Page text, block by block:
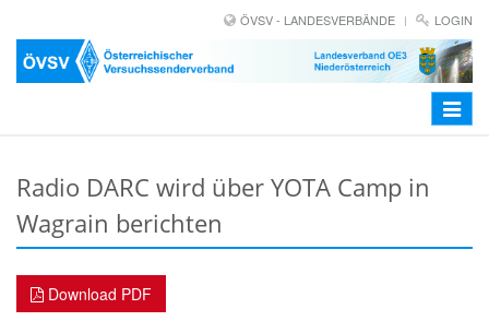
ÖVSV - LANDESVERBÄNDE LOGIN
Toggle
Radio DARC wird über YOTA Camp in
Wagrain berichten
Download PDF